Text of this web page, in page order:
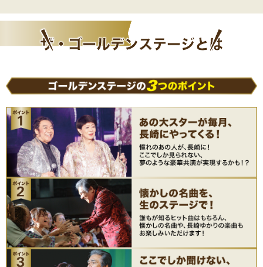
ザ・ゴールデン ステージとは